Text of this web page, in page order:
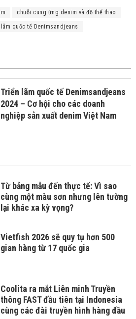
chuỗi cung ứng denim và đồ thể thao
quốc tế Denimsandjeans
Triển lãm quốc tế Denimsandjeans
2024 – Cơ hội cho các doanh
nghiệp sản xuất denim Việt Nam
Từ bảng mẫu đến thực tế: Vì sao
cùng một màu sơn nhưng lên tường
lại khác xa kỳ vọng?
Vietfish 2026 sẽ quy tụ hơn 500
gian hàng từ 17 quốc gia
Coolita ra mắt Liên minh Truyền
thông FAST đầu tiên tại Indonesia
cùng các đài truyền hình hàng đầu